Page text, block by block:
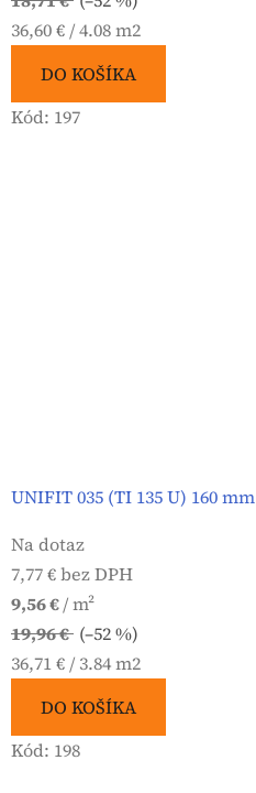
Jednotková
36,60 € / 4.08 m2
DO KOŠÍKA
Kód: 197
UNIFIT 035 (TI 135 U) 160 mm
Na dotaz
7,77 € bez DPH
9,56 €/ m²
19,96 € (–52 %)
Jednotková
36,71 € / 3.84 m2
DO KOŠÍKA
Kód: 198